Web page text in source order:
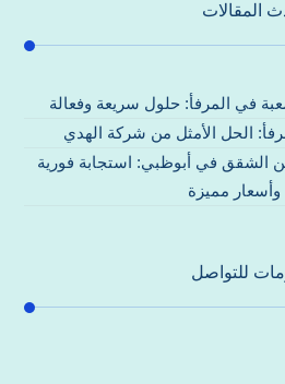
المقالات
في المرفأ: حلول سريعة وفعالة
الحل الأمثل من شركة الهدي
من الشقق في أبوظبي: استجابة فورية
وأسعار مميزة
للتواصل